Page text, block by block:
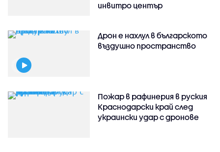
инвитро център
Дрон е нахлул в българското
въздушно пространство
Пожар в рафинерия в руския
Краснодарски край след
украински удар с дронове